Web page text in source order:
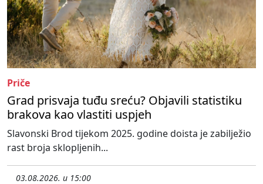
Priče
Grad prisvaja tuđu sreću? Objavili statistiku
brakova kao vlastiti uspjeh
Slavonski Brod tijekom 2025. godine doista je zabilježio
rast broja sklopljenih...
03.08.2026. u 15:00